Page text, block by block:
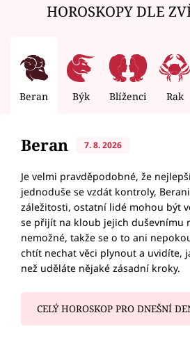
HOROSKOPY DLE
Beran Býk Blíženci Rak
Beran 7. 8. 2026
Je velmi pravděpodobné, že
jednoduše se vzdát kontroly,
záležitosti, ostatní lidé mohou být
se přijít na kloub jejich duševnímu
nemožné, takže se o to ani
chtít nechat věci plynout a uvidíte,
než uděláte nějaké zásadní kroky.
CELÝ HOROSKOP PRO DNEŠNÍ